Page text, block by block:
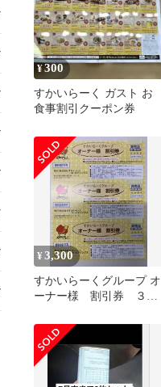
¥300
すかいらーく ガスト お
食事割引クーポン券
¥3,300
すかいらーくグループ オ
ーナー様 割引券 ３枚